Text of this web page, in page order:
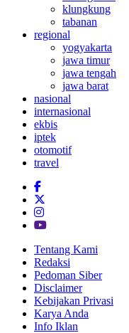
klungkung
tabanan
regional
yogyakarta
jawa timur
jawa tengah
jawa barat
nasional
internasional
ekbis
iptek
otomotif
travel
Tentang Kami
Redaksi
Pedoman Siber
Disclaimer
Kebijakan Privasi
Karya Anda
Info Iklan